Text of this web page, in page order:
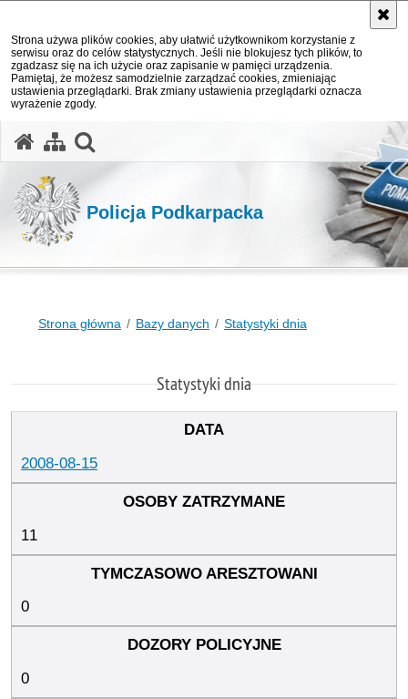
Strona używa plików cookies, aby ułatwić użytkownikom korzystanie z
serwisu oraz do celów statystycznych. Jeśli nie blokujesz tych plików, to
zgadzasz się na ich użycie oraz zapisanie w pamięci urządzenia.
Pamiętaj, że możesz samodzielnie zarządzać cookies, zmieniając
ustawienia przeglądarki. Brak zmiany ustawienia przeglądarki oznacza
wyrażenie zgody.
Policja Podkarpacka
Strona główna Bazy danych Statystyki dnia
Statystyki dnia
2008-08-15
11
0
0